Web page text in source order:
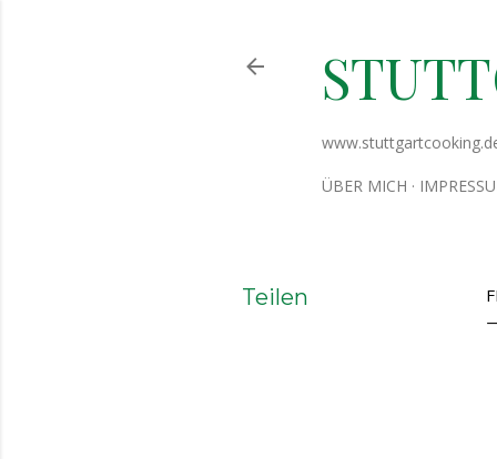
ÜBER MICH
Teilen